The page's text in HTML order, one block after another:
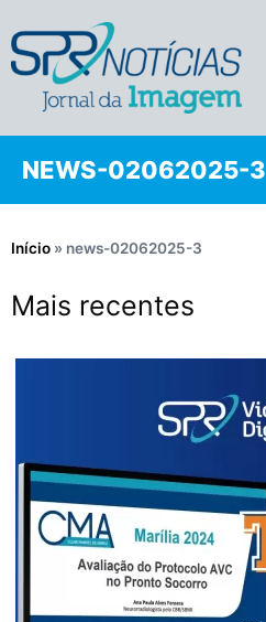
NEWS-02062025-3
Início » news-02062025-3
Mais recentes